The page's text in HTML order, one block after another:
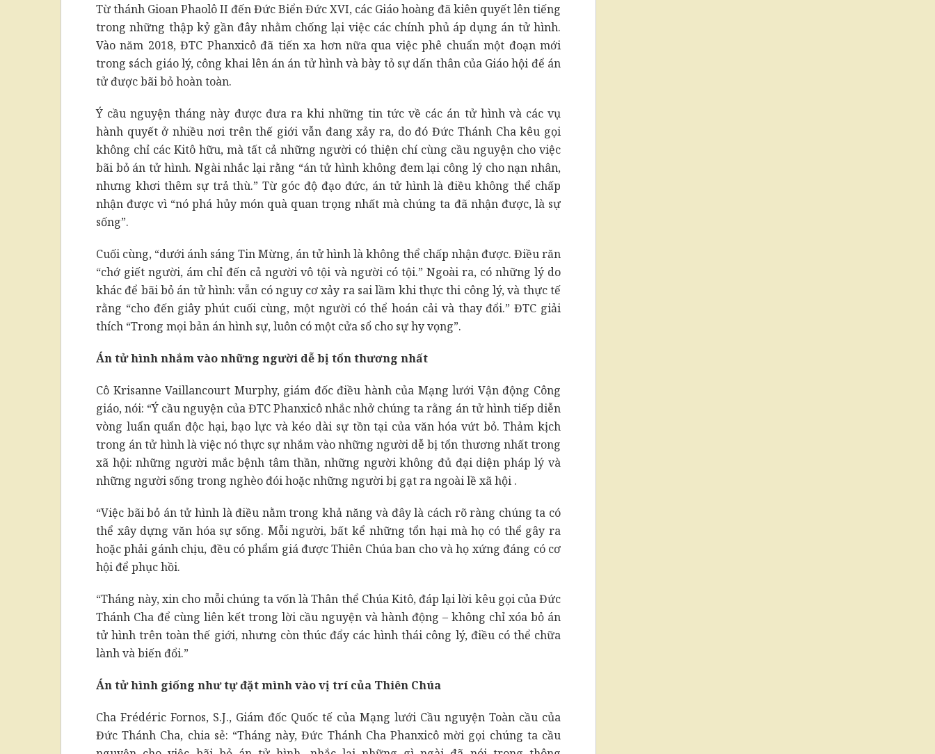
Từ thánh Gioan Phaolô II đến Đức Biển Đức XVI, các Giáo hoàng đã kiên quyết lên tiếng
trong những thập kỷ gần đây nhằm chống lại việc các chính phủ áp dụng án tử hình.
Vào năm 2018, ĐTC Phanxicô đã tiến xa hơn nữa qua việc phê chuẩn một đoạn mới
trong sách giáo lý, công khai lên án án tử hình và bày tỏ sự dấn thân của Giáo hội để án
tử được bãi bỏ hoàn toàn.
Ý cầu nguyện tháng này được đưa ra khi những tin tức về các án tử hình và các vụ
hành quyết ở nhiều nơi trên thế giới vẫn đang xảy ra, do đó Đức Thánh Cha kêu gọi
không chỉ các Kitô hữu, mà tất cả những người có thiện chí cùng cầu nguyện cho việc
bãi bỏ án tử hình. Ngài nhắc lại rằng “án tử hình không đem lại công lý cho nạn nhân,
nhưng khơi thêm sự trả thù.” Từ góc độ đạo đức, án tử hình là điều không thể chấp
nhận được vì “nó phá hủy món quà quan trọng nhất mà chúng ta đã nhận được, là sự
sống”.
Cuối cùng, “dưới ánh sáng Tin Mừng, án tử hình là không thể chấp nhận được. Điều răn
“chớ giết người, ám chỉ đến cả người vô tội và người có tội.” Ngoài ra, có những lý do
khác để bãi bỏ án tử hình: vẫn có nguy cơ xảy ra sai lầm khi thực thi công lý, và thực tế
rằng “cho đến giây phút cuối cùng, một người có thể hoán cải và thay đổi.” ĐTC giải
thích “Trong mọi bản án hình sự, luôn có một cửa sổ cho sự hy vọng”.
Án tử hình nhắm vào những người dễ bị tổn thương nhất
Cô Krisanne Vaillancourt Murphy, giám đốc điều hành của Mạng lưới Vận động Công
giáo, nói: “Ý cầu nguyện của ĐTC Phanxicô nhắc nhở chúng ta rằng án tử hình tiếp diễn
vòng luẩn quẩn độc hại, bạo lực và kéo dài sự tồn tại của văn hóa vứt bỏ. Thảm kịch
trong án tử hình là việc nó thực sự nhắm vào những người dễ bị tổn thương nhất trong
xã hội: những người mắc bệnh tâm thần, những người không đủ đại diện pháp lý và
những người sống trong nghèo đói hoặc những người bị gạt ra ngoài lề xã hội .
“Việc bãi bỏ án tử hình là điều nằm trong khả năng và đây là cách rõ ràng chúng ta có
thể xây dựng văn hóa sự sống. Mỗi người, bất kể những tổn hại mà họ có thể gây ra
hoặc phải gánh chịu, đều có phẩm giá được Thiên Chúa ban cho và họ xứng đáng có cơ
hội để phục hồi.
“Tháng này, xin cho mỗi chúng ta vốn là Thân thể Chúa Kitô, đáp lại lời kêu gọi của Đức
Thánh Cha để cùng liên kết trong lời cầu nguyện và hành động – không chỉ xóa bỏ án
tử hình trên toàn thế giới, nhưng còn thúc đẩy các hình thái công lý, điều có thể chữa
lành và biến đổi.”
Án tử hình giống như tự đặt mình vào vị trí của Thiên Chúa
Cha Frédéric Fornos, S.J., Giám đốc Quốc tế của Mạng lưới Cầu nguyện Toàn cầu của
Đức Thánh Cha, chia sẻ: “Tháng này, Đức Thánh Cha Phanxicô mời gọi chúng ta cầu